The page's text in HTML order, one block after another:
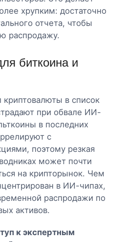
хрупким: достаточно
отчета, чтобы
распродажу.
биткоина и
в список
при обвале ИИ-
в последних
с
поэтому резкая
может почти
на крипторынок. Чем
в ИИ-чипах,
распродажи по
активов.
к экспертным